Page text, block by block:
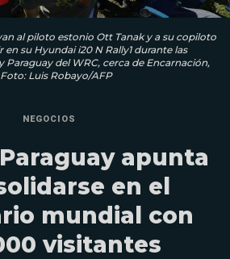
al piloto estonio Ott Tanak y a su copiloto
su Hyundai i20 N Rally1 durante las
Paraguay del WRC, cerca de Encarnación,
Luis Robayo/AFP
NEGOCIOS
apunta
en el
mundial con
visitantes